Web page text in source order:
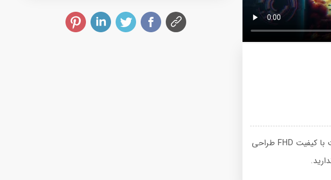
از این پروژه تیزر آماده می‌توانید در نرم افزار افتر افکت استفاده کنید. این تیزر تبلیغاتی برای افترافکت با کیفیت FHD طراحی